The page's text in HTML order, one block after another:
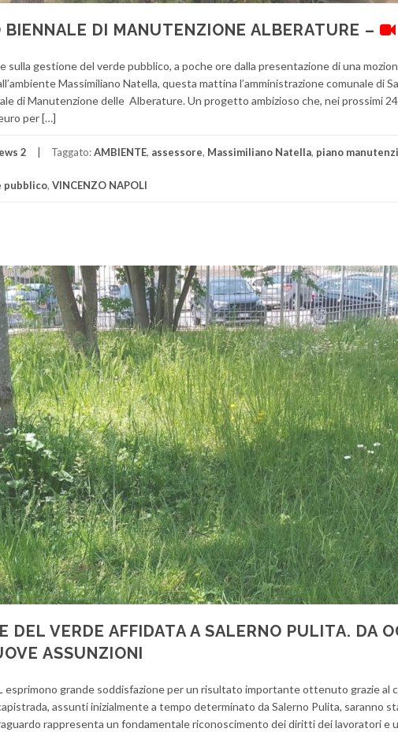
BIENNALE DI MANUTENZIONE ALBERATURE –
sulla gestione del verde pubblico, a poche ore dalla presentazione di una
Massimiliano Natella, questa mattina l’amministrazione comunale di
di Manutenzione delle Alberature. Un progetto ambizioso che, nei prossimi
per […]
2 Taggato:AMBIENTE, assessore, Massimiliano Natella, piano
pubblico, VINCENZO NAPOLI
DEL VERDE AFFIDATA A SALERNO PULITA. DA
ASSUNZIONI
esprimono grande soddisfazione per un risultato importante ottenuto grazie al
assunti inizialmente a tempo determinato da Salerno Pulita, saranno
rappresenta un fondamentale riconoscimento dei diritti dei lavoratori e